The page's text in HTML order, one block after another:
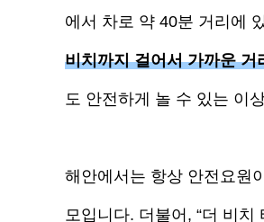
에서 차로 약 40분 거리에
비치까지 걸어서 가까운 거
도 안전하게 놀 수 있는 이
해안에서는 항상 안전요원
모입니다. 더불어, “더 비치